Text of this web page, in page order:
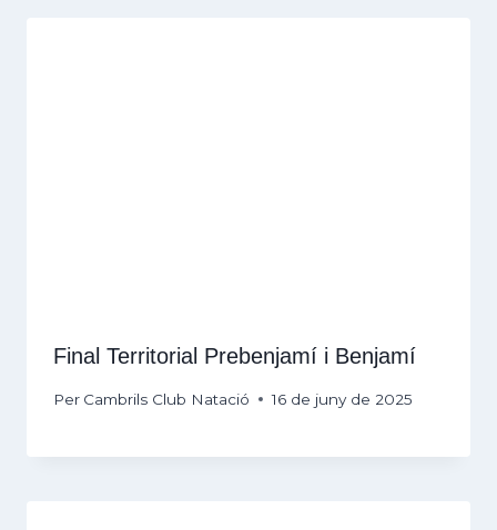
Final Territorial Prebenjamí i Benjamí
Per Cambrils Club Natació 16 de juny de 2025